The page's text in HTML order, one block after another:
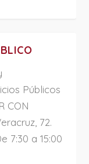
Públicos
CON
72.
7:30 a 15:00